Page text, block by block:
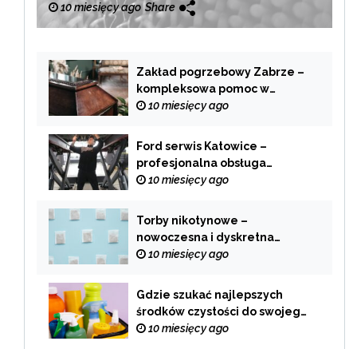
10 miesięcy ago Share
Zakład pogrzebowy Zabrze –
kompleksowa pomoc w
trudnych chwilach
10 miesięcy ago
Ford serwis Katowice –
profesjonalna obsługa
Twojego samochodu
10 miesięcy ago
Torby nikotynowe –
nowoczesna i dyskretna
alternatywa dla tradycyjnego
10 miesięcy ago
Gdzie szukać najlepszych
środków czystości do swojego
domu?
10 miesięcy ago